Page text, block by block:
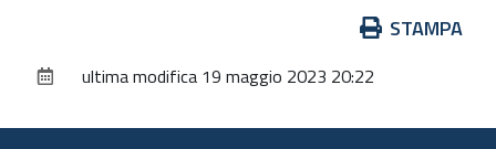
documento
STAMPA
ultima modifica 19 maggio 2023 20:22